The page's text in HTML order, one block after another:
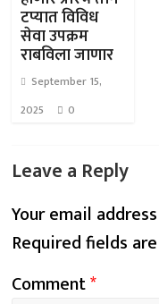
टप्यात विविध
सेवा उपक्रम
राबविला जाणार
September 15,
2025
0
Leave a Reply
Your email
Required fields
Comment*